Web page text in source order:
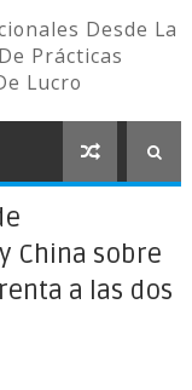
Desde La
Prácticas
Lucro
China sobre
a las dos